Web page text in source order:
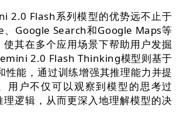
Flash系列模型的优势远不止于
、Google Search和Google Maps等
其在多个应用场景下帮助用户发掘
2.0 Flash Thinking模型则基于
性能，通过训练增强其推理能力并提
用户不仅可以观察到模型的思考过
逻辑，从而更深入地理解模型的决